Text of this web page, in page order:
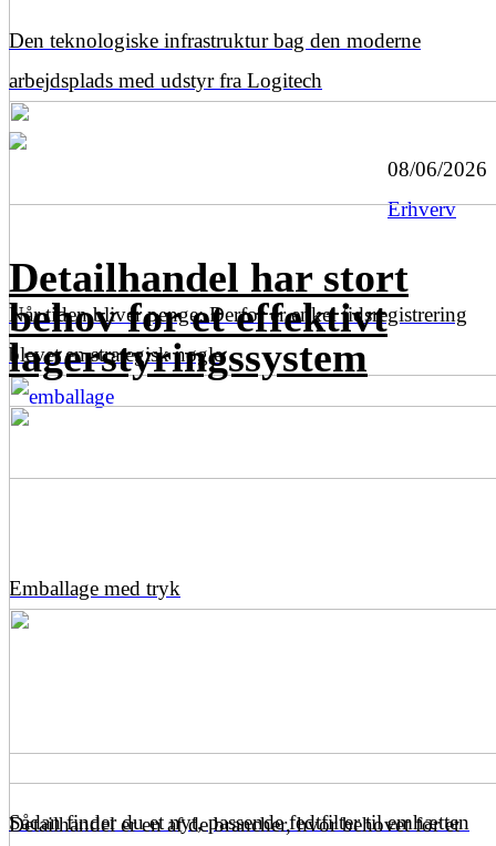
Den teknologiske infrastruktur bag den moderne
arbejdsplads med udstyr fra Logitech
Når tiden bliver penge: Derfor er enkel tidsregistrering
blevet en strategisk nøgle
Emballage med tryk
Sådan finder du et nyt, passende fedtfilter til emhætten
08/06/2026
Erhverv
Detailhandel har stort
behov for et effektivt
lagerstyringssystem
Detailhandel er en af de brancher, hvor behovet for et